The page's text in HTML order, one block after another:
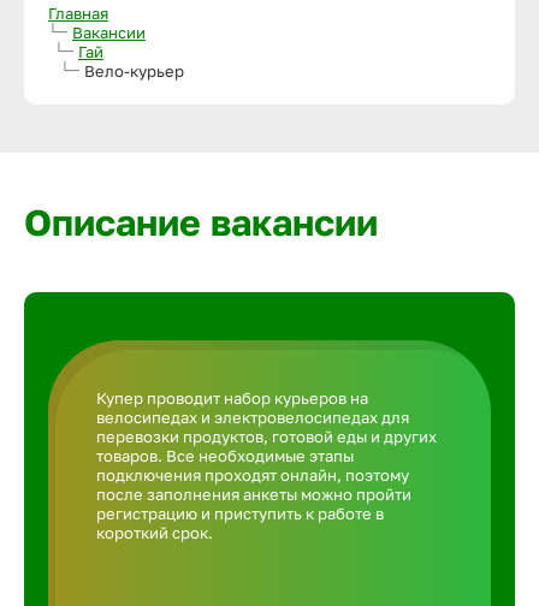
Главная
Вакансии
Гай
Вело-курьер
Описание вакансии
Купер проводит набор курьеров на
велосипедах и электровелосипедах для
перевозки продуктов, готовой еды и других
товаров. Все необходимые этапы
подключения проходят онлайн, поэтому
после заполнения анкеты можно пройти
регистрацию и приступить к работе в
короткий срок.